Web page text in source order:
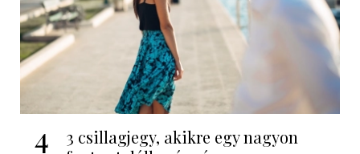
4
3 csillagjegy, akikre egy nagyon